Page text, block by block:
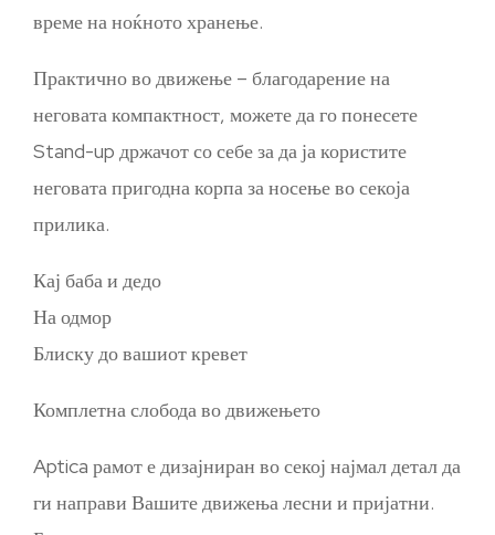
време на ноќното хранење.
Практично во движење – благодарение на
неговата компактност, можете да го понесете
Stand-up држачот со себе за да ја користите
неговата пригодна корпа за носење во секоја
прилика.
Кај баба и дедо
На одмор
Блиску до вашиот кревет
Комплетна слобода во движењето
Aptica рамот е дизајниран во секој најмал детал да
ги направи Вашите движења лесни и пријатни.